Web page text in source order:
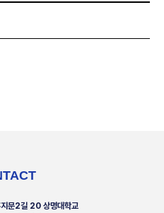
지문2길 20 상명대학교